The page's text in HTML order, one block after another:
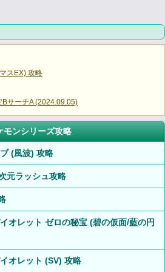
スEX) 攻略
サーチA (2024.09.05)
モンシリーズ攻略
(風波) 攻略
元ラッシュ攻略
オレット ゼロの秘宝 (碧の仮面/藍の円
オレット (SV) 攻略